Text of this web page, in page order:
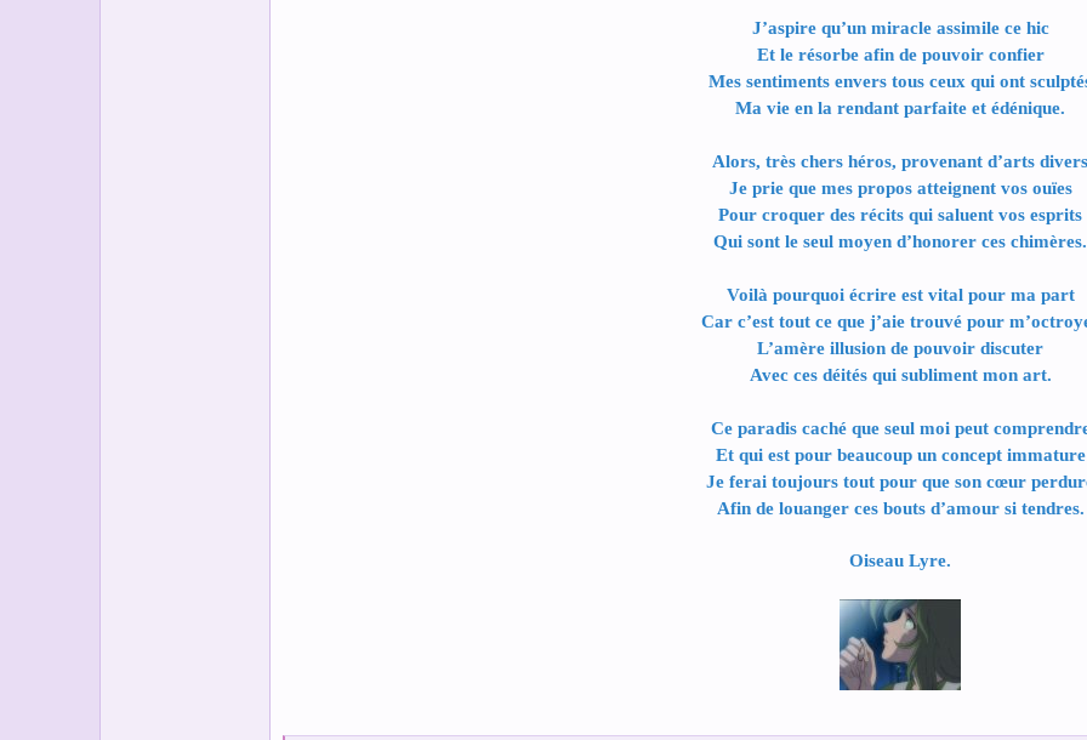
J’aspire qu’un miracle assimile ce hic
Et le résorbe afin de pouvoir confier
Mes sentiments envers tous ceux qui ont
Ma vie en la rendant parfaite et édénique.
Alors, très chers héros, provenant d’arts divers
Je prie que mes propos atteignent vos ouïes
Pour croquer des récits qui saluent vos esprits
Qui sont le seul moyen d’honorer ces chimères.
Voilà pourquoi écrire est vital pour ma part
Car c’est tout ce que j’aie trouvé pour
L’amère illusion de pouvoir discuter
Avec ces déités qui subliment mon art.
Ce paradis caché que seul moi peut
Et qui est pour beaucoup un concept immature
Je ferai toujours tout pour que son cœur
Afin de louanger ces bouts d’amour si tendres.
Oiseau Lyre.